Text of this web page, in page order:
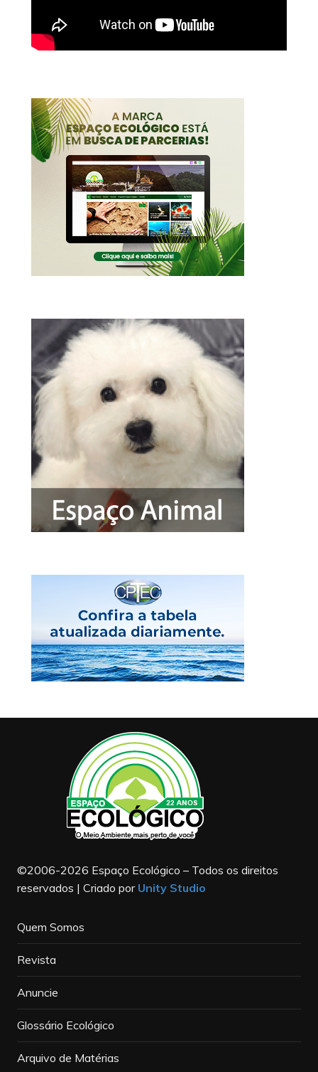
©2006-2026 Espaço Ecológico – Todos os direitos
reservados | Criado por Unity Studio
Quem Somos
Revista
Anuncie
Glossário Ecológico
Arquivo de Matérias